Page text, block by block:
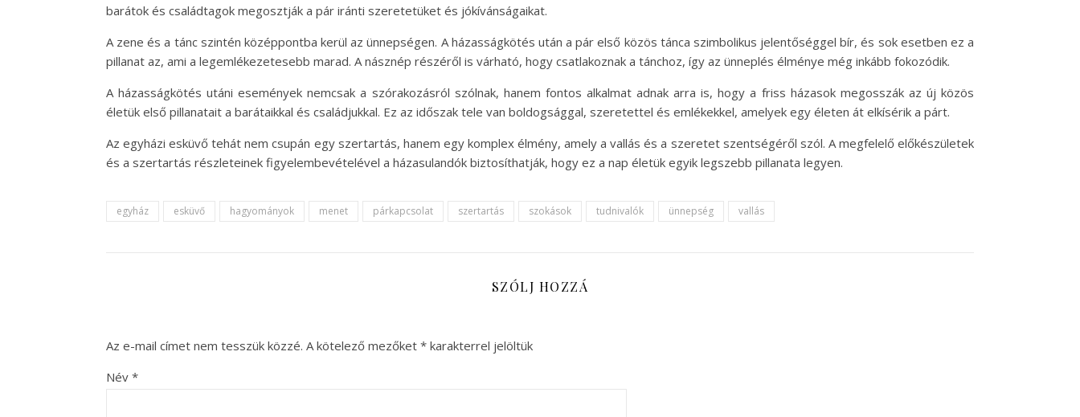
barátok és családtagok megosztják a pár iránti szeretetüket és jókívánságaikat.
A zene és a tánc szintén középpontba kerül az ünnepségen. A házasságkötés után a pár első közös tánca szimbolikus jelentőséggel bír, és sok esetben ez a
pillanat az, ami a legemlékezetesebb marad. A násznép részéről is várható, hogy csatlakoznak a tánchoz, így az ünneplés élménye még inkább fokozódik.
A házasságkötés utáni események nemcsak a szórakozásról szólnak, hanem fontos alkalmat adnak arra is, hogy a friss házasok megosszák az új közös
életük első pillanatait a barátaikkal és családjukkal. Ez az időszak tele van boldogsággal, szeretettel és emlékekkel, amelyek egy életen át elkísérik a párt.
Az egyházi esküvő tehát nem csupán egy szertartás, hanem egy komplex élmény, amely a vallás és a szeretet szentségéről szól. A megfelelő előkészületek
és a szertartás részleteinek figyelembevételével a házasulandók biztosíthatják, hogy ez a nap életük egyik legszebb pillanata legyen.
egyház esküvő hagyományok menet párkapcsolat szertartás szokások tudnivalók ünnepség vallás
SZÓLJ HOZZÁ
Az e-mail címet nem tesszük közzé. A kötelező mezőket * karakterrel jelöltük
Név *